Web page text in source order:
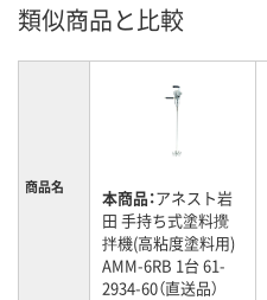
類似商品と比較
商品名 本商品：アネスト岩
田 手持ち式塗料攪
拌機(高粘度塗料用)
AMM-6RB 1台 61-
2934-60（直送品）